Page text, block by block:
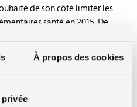
À propos des cookies
de son côté limiter les
santé en 2015. De
sur de grosses dépenses.
courtes ou longues durées,
s’avèrent souvent